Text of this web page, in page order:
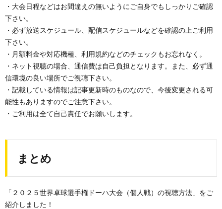
・大会日程などはお間違えの無いようにご自身でもしっかりご確認
下さい。
・必ず放送スケジュール、配信スケジュールなどを確認の上ご利用
下さい。
・月額料金や対応機種、利用規約などのチェックもお忘れなく。
・ネット視聴の場合、通信費は自己負担となります。また、必ず通
信環境の良い場所でご視聴下さい。
・記載している情報は記事更新時のものなので、今後変更される可
能性もありますのでご注意下さい。
・ご利用は全て自己責任でお願いします。
まとめ
「２０２５世界卓球選手権ドーハ大会（個人戦）の視聴方法」をご
紹介しました！